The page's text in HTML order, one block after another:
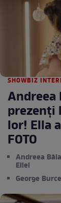
SHOWBIZ
Andreea
prezenți
lor! Ella
FOTO
Andreea
Ellei
George